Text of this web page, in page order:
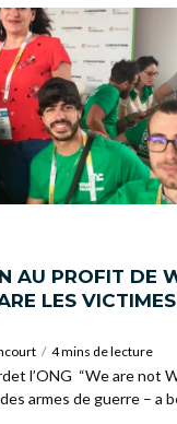
AU PROFIT DE
LES
4 mins de lecture
l’ONG “We are not
armes de guerre – a